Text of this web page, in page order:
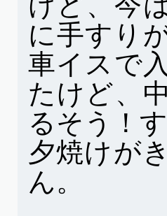
に手すり
車イスで
たけど、
るそう！
夕焼けが
ん。